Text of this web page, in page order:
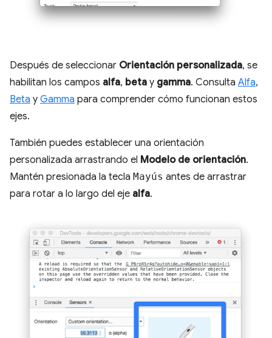
Después de seleccionar Orientación personalizada, se
habilitan los campos alfa, beta y gamma. Consulta Alfa,
Beta y Gamma para comprender cómo funcionan estos
ejes.
También puedes establecer una orientación
personalizada arrastrando el Modelo de orientación.
Mantén presionada la tecla Mayús antes de arrastrar
para rotar a lo largo del eje alfa.